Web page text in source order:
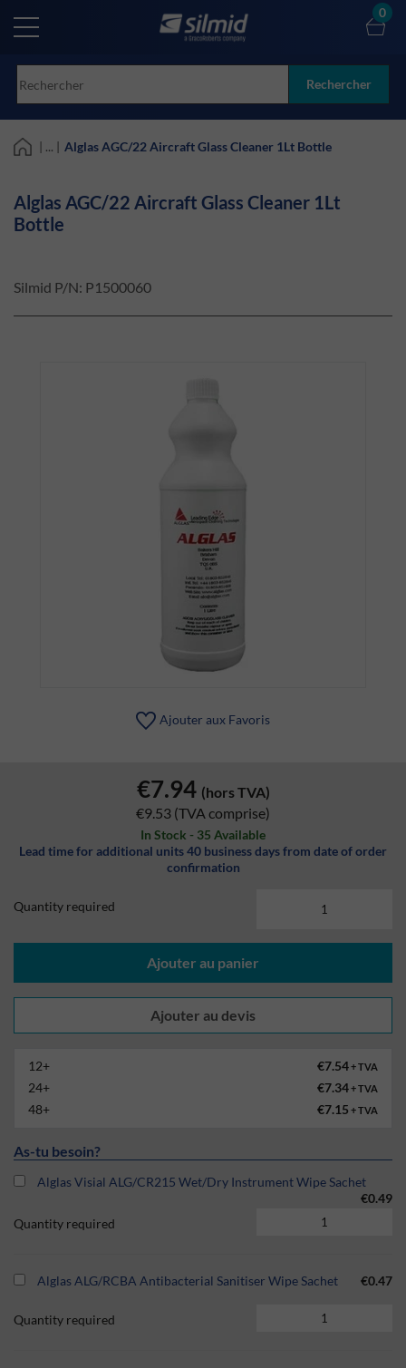
main
Rechercher
0
| ... | Alglas AGC/22 Aircraft Glass Cleaner 1Lt Bottle
Alglas AGC/22 Aircraft Glass Cleaner 1Lt
Bottle
Silmid P/N: P1500060
Ajouter aux Favoris
€7.94 (hors TVA)
€9.53 (TVA comprise)
In Stock - 35 Available
Lead time for additional units 40 business days from date of order
confirmation
Quantity required
Ajouter au panier
12+ €7.54+ TVA
24+ €7.34+ TVA
48+ €7.15 + TVA
As-tu besoin?
Alglas Visial ALG/CR215 Wet/Dry Instrument Wipe Sachet
€0.49
Quantity required
Alglas ALG/RCBA Antibacterial Sanitiser Wipe Sachet €0.47
Quantity required